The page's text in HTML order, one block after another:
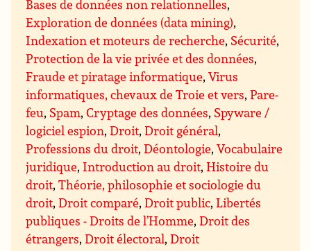
Bases de données non relationnelles,
Exploration de données (data mining),
Indexation et moteurs de recherche, Sécurité,
Protection de la vie privée et des données,
Fraude et piratage informatique,Virus
informatiques, chevaux de Troie et vers,Pare-
feu, Spam,Cryptage des données, Spyware /
logiciel espion,Droit,Droit général,
Professions du droit,Déontologie,Vocabulaire
juridique, Introduction au droit,Histoire du
droit,Théorie, philosophie et sociologie du
droit,Droit comparé,Droit public,Libertés
publiques - Droits de l’Homme,Droit des
étrangers,Droit électoral,Droit